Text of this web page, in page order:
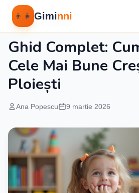
👦👧 Giminni
Educatie Timpurie
Ghid Complet:
Cele Mai Bune
Ploiești
Ana Popescu 9 martie 2026